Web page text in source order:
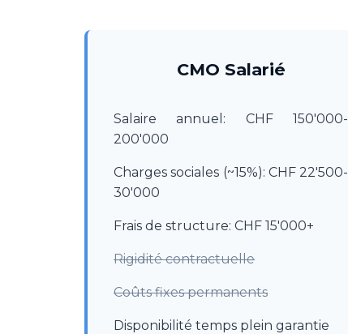
CMO Salarié
Salaire annuel: CHF 150'000-
200'000
Charges sociales (~15%): CHF 22'500-
30'000
Frais de structure: CHF 15'000+
Rigidité contractuelle
Coûts fixes permanents
Disponibilité temps plein garantie